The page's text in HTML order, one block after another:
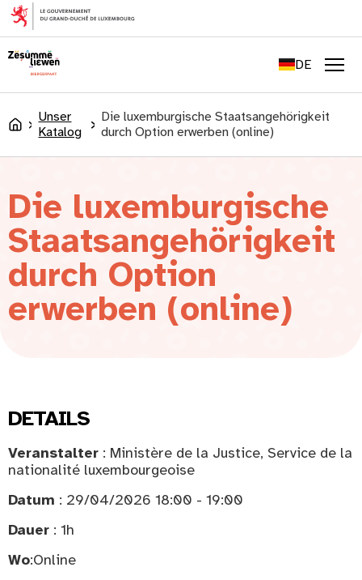
springen
DE
LU
Accueil
Unser
Katalog
Die luxemburgische Staatsangehörigkeit
durch Option erwerben (online)
Die luxemburgische
Staatsangehörigkeit
durch Option
erwerben (online)
DETAILS
Veranstalter : Ministère de la Justice, Service de la
nationalité luxembourgeoise
Datum : 29/04/2026 18:00 - 19:00
Dauer : 1h
Wo:Online